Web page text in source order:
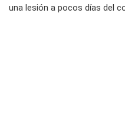
una lesión a pocos días del